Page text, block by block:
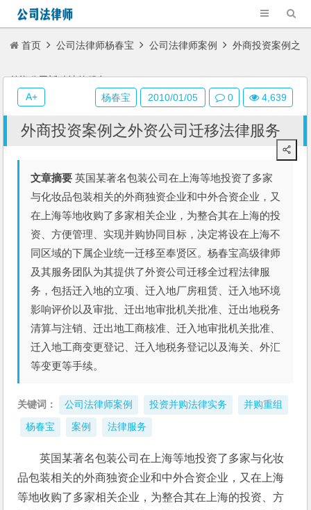
首页 公司法律师杨春宝 公司法律师案例 外商投资案例之
外资公司迁移法律服务
外商投资案例之外资公司迁移法律服务
文章摘要 英国某著名包装公司在上海等地投资了多家
与化妆品包装相关的外商独资企业和中外合资企业，又
在上海等地收购了多家相关企业，为整合其在上海的投
资、方便管理、实现并购协同目标，决定将设在上海不
同区域的下属企业统一迁移至奉贤区。杨春宝高级律师
及其服务团队为其提供了外资公司迁移全过程法律服
务，包括迁入地的立项、迁入地厂房租赁、迁入地环境
影响评价以及审批、迁出地审批机关批准、迁出地税务
清算与注销、迁出地工商核准、迁入地审批机关批准、
迁入地工商变更登记、迁入地税务登记以及海关、外汇
等变更等手续。
关键词： 公司法律师案例 投资并购法律实务 并购重组
杨春宝 案例 法律服务
英国某著名包装公司在上海等地投资了多家与化妆
品包装相关的外商独资企业和中外合资企业，又在上海
等地收购了多家相关企业，为整合其在上海的投资、方
杨春宝 2010/01/05 0 4,639
A+